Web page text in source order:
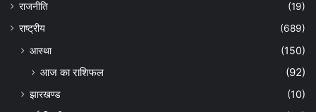
राजनीति
(19)
राष्ट्रीय
(689)
आस्था (150)
आज का राशिफल (92)
झारखण्ड
(10)